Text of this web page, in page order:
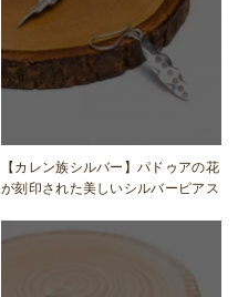
【カレン族シルバー】パドゥアの花
が刻印された美しいシルバーピアス